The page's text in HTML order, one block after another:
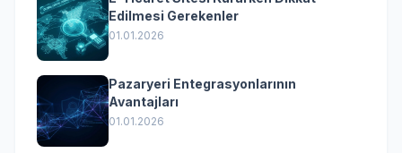
Edilmesi Gerekenler
01.01.2026
Pazaryeri Entegrasyonlarının
Avantajları
01.01.2026